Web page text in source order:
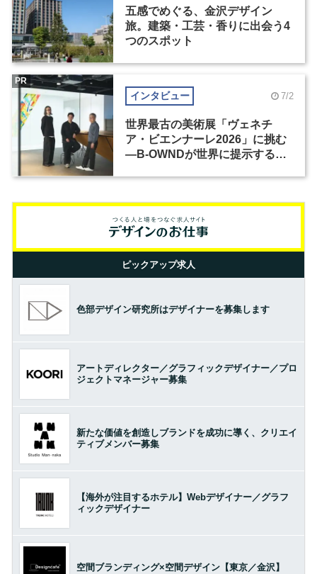
五感でめぐる、金沢デザイン
旅。建築・工芸・香りに出会う4
つのスポット
インタビュー 7/2
世界最古の美術展「ヴェネチ
ア・ビエンナーレ2026」に挑む
―B-OWNDが世界に提示する美
PR
ピックアップ求人
色部デザイン研究所はデザイナーを募集します
アートディレクター／グラフィックデザイナー／プロ
ジェクトマネージャー募集
新たな価値を創造しブランドを成功に導く、クリエイ
ティブメンバー募集
【海外が注目するホテル】Webデザイナー／グラフ
ィックデザイナー
空間ブランディング×空間デザイン【東京／金沢】